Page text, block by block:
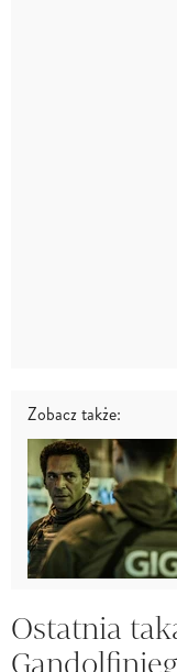
Zobacz także:
Ostatnia